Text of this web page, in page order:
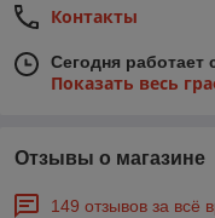
Контакты
Сегодня работает
Показать весь
Отзывы о магазине
149 отзывов за всё